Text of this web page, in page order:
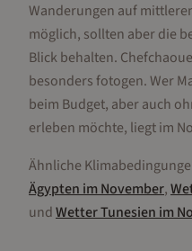
Wanderungen auf
möglich, sollten aber die
Blick behalten.
besonders fotogen. Wer
beim Budget, aber auch
erleben möchte, liegt im
Ähnliche
Ägypten imNovember,
undWetterTunesien im